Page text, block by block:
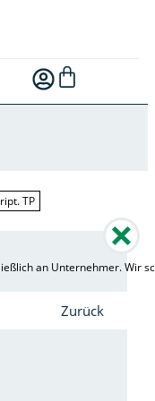
TP
an Unternehmer. Wir
Zurück